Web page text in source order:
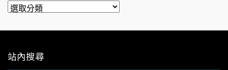
分
站內搜尋